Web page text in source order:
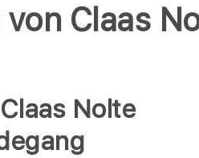
Claas
Nolte